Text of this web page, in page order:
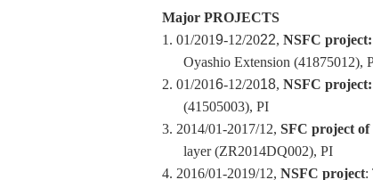
Major PROJECTS
1. 01/2019-12/2022, NSFC project:
Oyashio Extension (41875012),
2. 01/2016-12/2018, NSFC project:
(41505003), PI
3. 2014/01-2017/12, SFC project of
layer (ZR2014DQ002), PI
4. 2016/01-2019/12, NSFC project: